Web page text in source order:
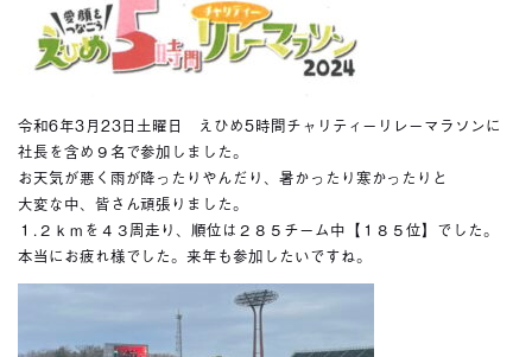
令和6年3月23日土曜日 えひめ5時間チャリティーリレーマラソンに
社長を含め９名で参加しました。
お天気が悪く雨が降ったりやんだり、暑かったり寒かったりと
大変な中、皆さん頑張りました。
１.２ｋｍを４３周走り、順位は２８５チーム中【１８５位】でした。
本当にお疲れ様でした。来年も参加したいですね。